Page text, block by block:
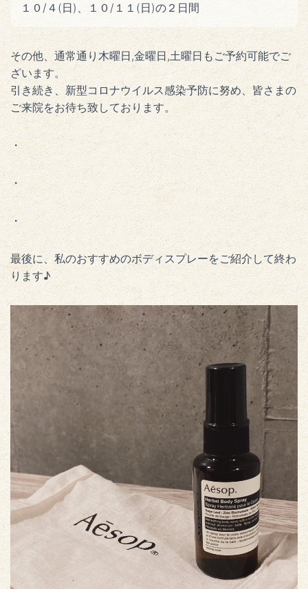
１０/４(日)、１０/１１(日)の２日間
その他、通常通り木曜日,金曜日,土曜日もご予約可能でご
ざいます。
引き続き、新型コロナウイルス感染予防に努め、皆さまの
ご来院をお待ち致しております。
・
・
・
最後に、私のおすすめのボディスプレーをご紹介して終わ
ります♪